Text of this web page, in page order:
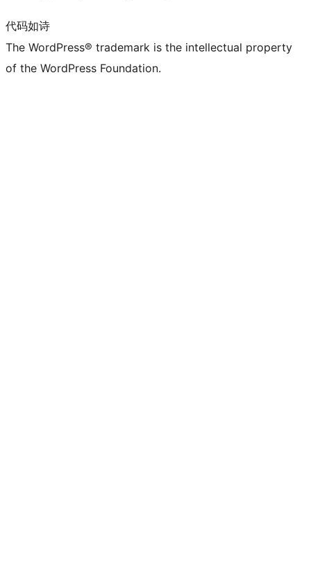
代码如诗
The WordPress® trademark is the intellectual property
of the WordPress Foundation.